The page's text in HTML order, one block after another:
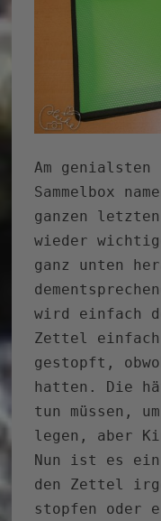
Am
Sammelbox
ganzen
wieder
ganz unten
wird einfach
Zettel einfach
gestopft,
hatten. Die
tun müssen,
legen, aber
Nun ist es
den Zettel
stopfen oder